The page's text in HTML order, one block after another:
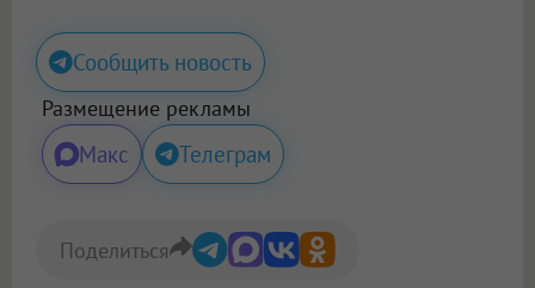
Сообщить новость
Размещение рекламы
Макс Телеграм
Поделиться